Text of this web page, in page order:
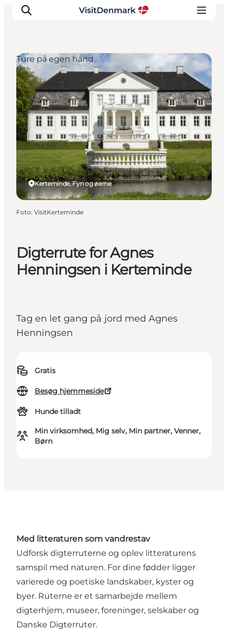
Inspiration
Destinationer
Oplevelser
Overnatning
Planlæg ferien
Digterrute for Agnes
Henningsen i Kerteminde
Tag en let gang på jord med Agnes
Henningsen
Gratis
Besøg hjemmeside
Hunde tilladt
Min virksomhed, Mig selv, Min partner, Venner,
Børn
Kerteminde, Fyn og øerne
Ture på egen hånd
Foto: VisitKerteminde
Med litteraturen som vandrestav
Udforsk digterruterne og oplev litteraturens
samspil med naturen. For dine fødder ligger
varierede og poetiske landskaber, kyster og
byer. Ruterne er et samarbejde mellem
digterhjem, museer, foreninger, selskaber og
Danske Digterruter.